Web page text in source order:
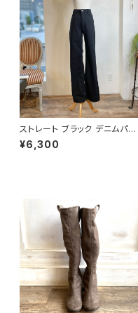
ストレート ブラック デニムパン
ツ
¥6,300